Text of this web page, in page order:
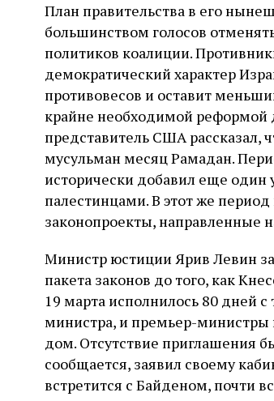
План правительства в его
большинством голосов
политиков коалиции.
демократический характер
противовесов и оставит
крайне необходимой реформой
представитель США
мусульман месяц Рамадан.
исторически добавил еще
палестинцами. В этот же
законопроекты, направленные
Министр юстиции Ярив Левин
пакета законов до того, как
19 марта исполнилось 80 дней с
министра, и премьер-министры
дом. Отсутствие приглашения
сообщается, заявил своему
встретится с Байденом, почти